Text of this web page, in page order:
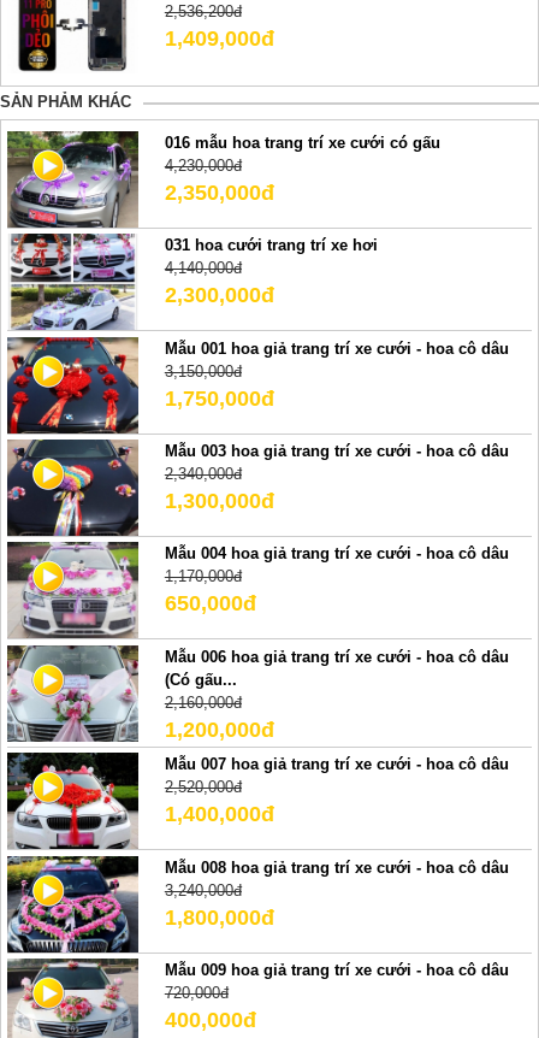
2,536,200đ
1,409,000đ
SẢN PHẢM KHÁC
016 mẫu hoa trang trí xe cưới có gấu
4,230,000đ
2,350,000đ
031 hoa cưới trang trí xe hơi
4,140,000đ
2,300,000đ
Mẫu 001 hoa giả trang trí xe cưới - hoa cô dâu
3,150,000đ
1,750,000đ
Mẫu 003 hoa giả trang trí xe cưới - hoa cô dâu
2,340,000đ
1,300,000đ
Mẫu 004 hoa giả trang trí xe cưới - hoa cô dâu
1,170,000đ
650,000đ
Mẫu 006 hoa giả trang trí xe cưới - hoa cô dâu
(Có gấu...
2,160,000đ
1,200,000đ
Mẫu 007 hoa giả trang trí xe cưới - hoa cô dâu
2,520,000đ
1,400,000đ
Mẫu 008 hoa giả trang trí xe cưới - hoa cô dâu
3,240,000đ
1,800,000đ
Mẫu 009 hoa giả trang trí xe cưới - hoa cô dâu
720,000đ
400,000đ